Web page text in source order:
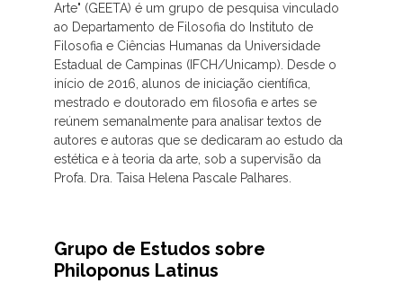
Arte" (GEETA) é um grupo de pesquisa vinculado
ao Departamento de Filosofia do Instituto de
Filosofia e Ciências Humanas da Universidade
Estadual de Campinas (IFCH/Unicamp). Desde o
início de 2016, alunos de iniciação científica,
mestrado e doutorado em filosofia e artes se
reúnem semanalmente para analisar textos de
autores e autoras que se dedicaram ao estudo da
estética e à teoria da arte, sob a supervisão da
Profa. Dra. Taisa Helena Pascale Palhares.
Grupo de Estudos sobre
Philoponus Latinus